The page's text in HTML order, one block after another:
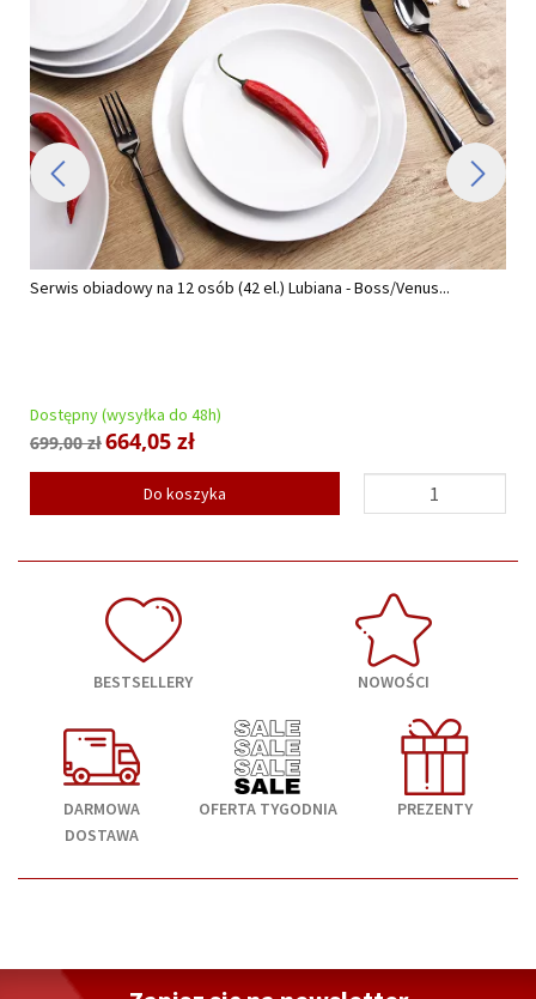
Serwis obiadowy na 12 osób (42 el.) Lubiana - Boss/Venus...
Dostępny (wysyłka do 48h)
699,00 zł664,05 zł
Do koszyka
BESTSELLERY NOWOŚCI
DARMOWA
DOSTAWA
OFERTA TYGODNIA PREZENTY